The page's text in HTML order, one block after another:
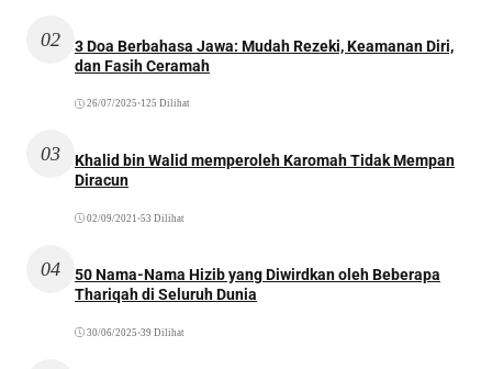
02
3 Doa Berbahasa Jawa: Mudah Rezeki, Keamanan Diri,
dan Fasih Ceramah
26/07/2025 •125 Dilihat
03
Khalid bin Walid memperoleh Karomah Tidak Mempan
Diracun
02/09/2021 •53 Dilihat
04
50 Nama-Nama Hizib yang Diwirdkan oleh Beberapa
Thariqah di Seluruh Dunia
30/06/2025 •39 Dilihat